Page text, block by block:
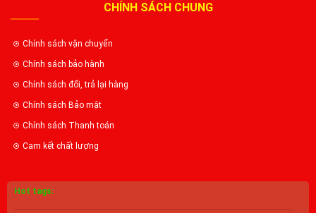
CHÍNH SÁCH CHUNG
Chính sách vận chuyển
Chính sách bảo hành
Chính sách đổi, trả lại hàng
Chính sách Bảo mật
Chính sách Thanh toán
Cam kết chất lượng
Hot tags: